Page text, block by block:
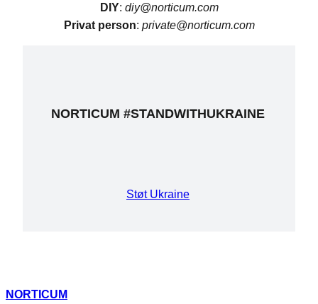
DIY: diy@norticum.com
Privat person: private@norticum.com
NORTICUM #STANDWITHUKRAINE
Støt Ukraine
NORTICUM